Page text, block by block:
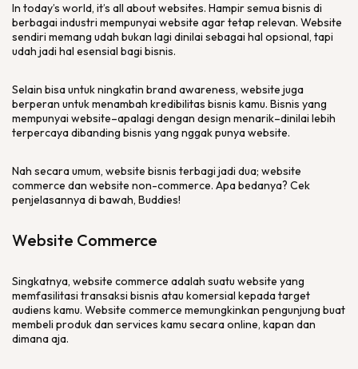
In today’s world, it’s all about websites. Hampir semua bisnis di
berbagai industri mempunyai website agar tetap relevan. Website
sendiri memang udah bukan lagi dinilai sebagai hal opsional, tapi
udah jadi hal esensial bagi bisnis.
Selain bisa untuk ningkatin brand awareness, website juga
berperan untuk menambah kredibilitas bisnis kamu. Bisnis yang
mempunyai website–apalagi dengan design menarik–dinilai lebih
terpercaya dibanding bisnis yang nggak punyawebsite.
Nah secara umum, website bisnis terbagi jadi dua; website
commerce dan website non-commerce. Apa bedanya? Cek
penjelasannya di bawah, Buddies!
Website Commerce
Singkatnya, website commerce adalah suatu website yang
memfasilitasi transaksi bisnis atau komersial kepada target
audiens kamu. Website commerce memungkinkan pengunjung buat
membeli produk dan services kamu secaraonline, kapan dan
dimana aja.